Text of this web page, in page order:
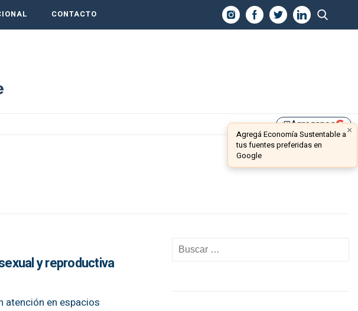
CONTACTO
library_addAgreganos ×
Agregá Economía Sustentable a
tus fuentes preferidas en
Google
y reproductiva
atención en espacios